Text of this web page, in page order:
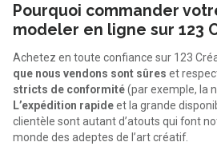
Pourquoi commander
modeler en ligne sur 123
Achetez en toute confiance sur 123
que nous vendons sont sûres et
stricts de conformité(par exemple, la
L’expédition rapideet la grande
clientèle sont autant d’atouts qui font
monde des adeptes de l’art créatif.